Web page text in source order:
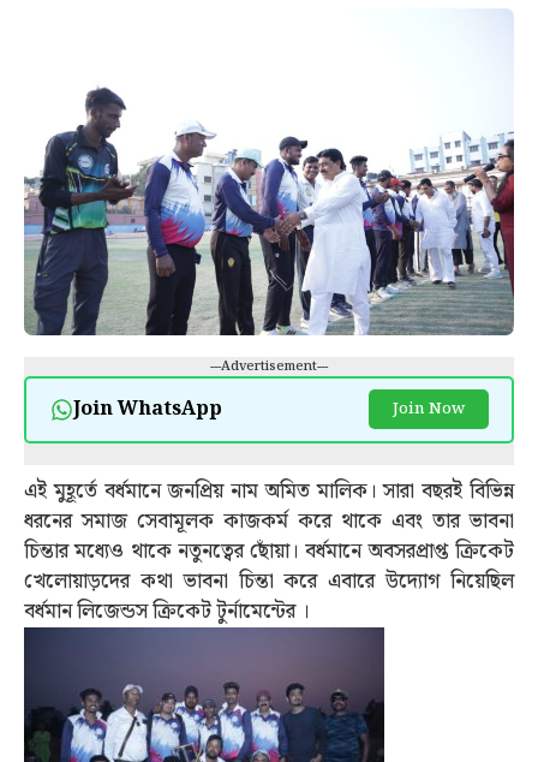
---Advertisement---
Join WhatsApp Join Now
এই মুহূর্তে বর্ধমানে জনপ্রিয় নাম অমিত মালিক। সারা বছরই বিভিন্ন
ধরনের সমাজ সেবামূলক কাজকর্ম করে থাকে এবং তার ভাবনা
চিন্তার মধ্যেও থাকে নতুনত্বের ছোঁয়া। বর্ধমানে অবসরপ্রাপ্ত ক্রিকেট
খেলোয়াড়দের কথা ভাবনা চিন্তা করে এবারে উদ্যোগ নিয়েছিল
বর্ধমান লিজেন্ডস ক্রিকেট টুর্নামেন্টের ।